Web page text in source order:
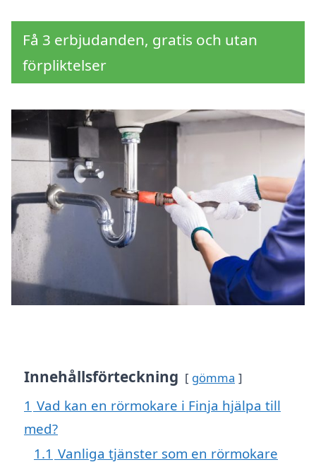
Få 3 erbjudanden, gratis och utan
förpliktelser
Innehållsförteckning gömma
1 Vad kan en rörmokare i Finja hjälpa till
med?
1.1 Vanliga tjänster som en rörmokare